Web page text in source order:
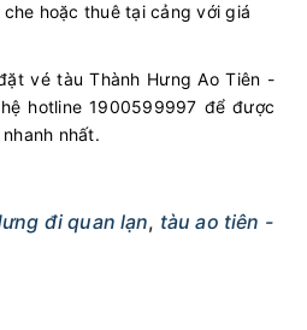
hoặc thuê tại cảng với giá
vé tàu Thành Hưng Ao Tiên -
hotline 1900599997 để được
nhất.
đi quan lạn, tàu ao tiên -